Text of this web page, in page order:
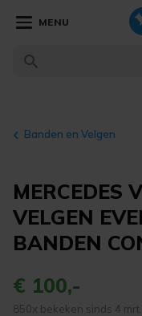
MENU
Banden en Velgen
MERCEDES
VELGEN
BANDEN
€ 100,-
850x bekeken sinds 4